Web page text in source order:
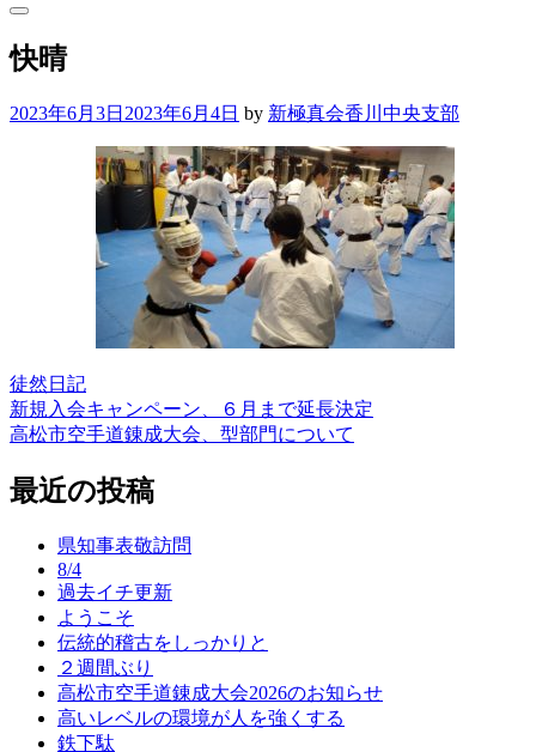
快晴
2023年6月3日 2023年6月4日 by 新極真会香川中央支部
徒然日記
投
稿
ナ
新規入会キャンペーン、６月まで延長決定
高松市空手道錬成大会、型部門について
最近の投稿
県知事表敬訪問
8/4
過去イチ更新
ようこそ
伝統的稽古をしっかりと
２週間ぶり
高松市空手道錬成大会2026のお知らせ
高いレベルの環境が人を強くする
鉄下駄